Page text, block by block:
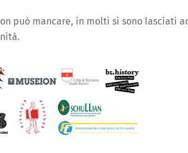
può mancare, in molti si sono lasciati